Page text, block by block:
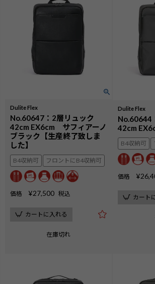
Dulite Flex
No.60647：2層リュック
42cm EX6cm サフィアーノ
ブラック【生産終了致しま
した】
B4収納可 フロントにB4収納可
価格 ¥27,500 税込
カートに入れる
在庫切れ
Dulite Flex
No.60644
42cm
B4収納可
価格 ¥
カート